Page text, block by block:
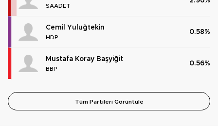
SAADET
Cemil Yuluğtekin
HDP
0.58%
Mustafa Koray Başyiğit
BBP
0.56%
Tüm Partileri Görüntüle